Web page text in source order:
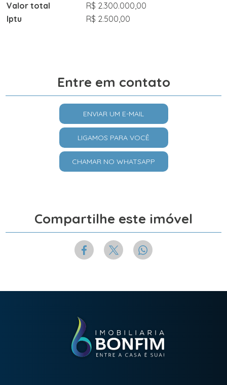
Valor total
R$ 2.300.000,00
Iptu
R$ 2.500,00
Entre em contato
ENVIAR UM E-MAIL
LIGAMOS PARA VOCÊ
CHAMAR NO WHATSAPP
Compartilhe este imóvel